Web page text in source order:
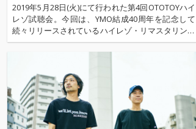
Vol.4 レポート
2019年5月28日(火)にて行われた第4回OTOTOYハイ
レゾ試聴会。今回は、YMO結成40周年を記念して
続々リリースされているハイレゾ・リマスタリング
作品をフィーチャーして開催されました。司会進行
をOTOTOTY編集長の河村祐介、オペレーターをOT
る高橋健太郎が務めた今回のトーク・パートのゲス
トには、『YMOのONGAKU』を今春に上梓した藤
井丈司が登壇。『YMOのONGAKU』をひとつのガ
イドラインに、『増殖』から散開までアシスタント
を務めた氏とともに、…